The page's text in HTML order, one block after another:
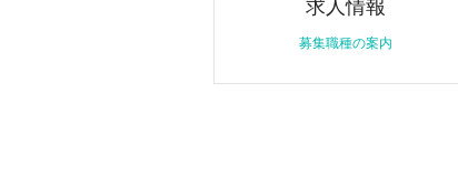
求人情報
募集職種の案内